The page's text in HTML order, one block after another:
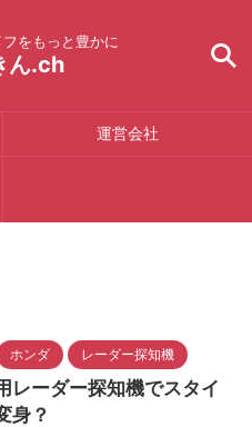
をもっと豊かに
ん.ch
運営会社
ホンダ レーダー探知機
レーダー探知機でスタイ
身？